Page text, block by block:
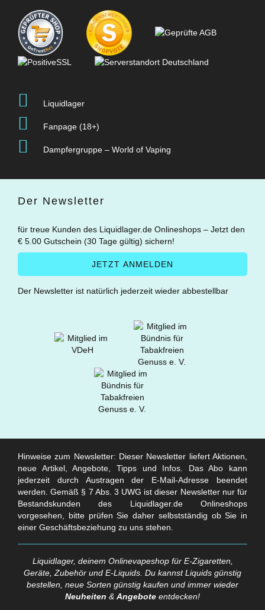
Liquidlager
Fanpage (18+)
Dampfergruppe – World of Vaping
Der Newsletter
für treue Kunden des Liquidlager.de Onlineshops – Jetzt den
€ 5.00 Gutschein (30 Tage gültig) sichern!
Der Newsletter ist natürlich jederzeit wieder abbestellbar
Hinweise zum Newsletter: Dieser Newsletter liefert Aktionen,
neue Artikel, Angebote, Tipps und Infos. Das Abo kann
jederzeit durch Austragen der E-Mail-Adresse beendet
werden. Gemäß § 7 Abs. 3 UWG ist dieser Newsletter nur für
Bestandskunden des Liquidlager.de Onlineshops
vorgesehen, bitte prüfen Sie daher selbstständig ob Sie in
einer Geschäftsbeziehung zu uns stehen.
Liquidlager, deinem Onlinevapeshop für E-Zigaretten,
Geräte, Zubehör und E-Liquids. Du kannst Liquids günstig
bestellen, neue Sorten günstig kaufen und immer wieder
Neuheiten & Angebote entdecken!